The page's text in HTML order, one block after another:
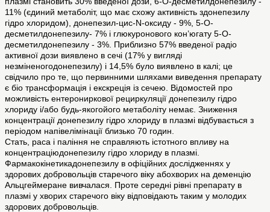
11% (єдиний метаболіт, що має схожу активність здонепезилу
гідро хлоридом), донепезил-цис-N-оксиду - 9%, 5-O-
десметилдонепезилу- 7% і глюкуронового кон’югату 5-О-
десметилдонепезилу - 3%. Приблизно 57% введеної радіо
активної дози виявлено в сечі (17% у вигляді
незміненогодонепезилу) і 14,5% було виявлено в калі; це
свідчило про те, що первинними шляхами виведення препарату
є біо трансформація і екскреція із сечею. Відомостей про
можливість ентерониркової рециркуляції донепезилу гідро
хлориду і/або будь-якогойого метаболіту немає. Зниження
концентрації донепезилу гідро хлориду в плазмі відбувається з
періодом напівелімінації близько 70 годин.
Стать, раса і паління не справляють істотного впливу на
концентраціюдонепезилу гідро хлориду в плазмі.
Фармакокінетикадонепезилу в офіційних дослідженнях у
здорових добровольців старечого віку абохворих на деменцію
Альцгеймеране вивчалася. Проте середні рівні препарату в
плазмі у хворих старечого віку відповідають таким у молодих
здорових добровольців.